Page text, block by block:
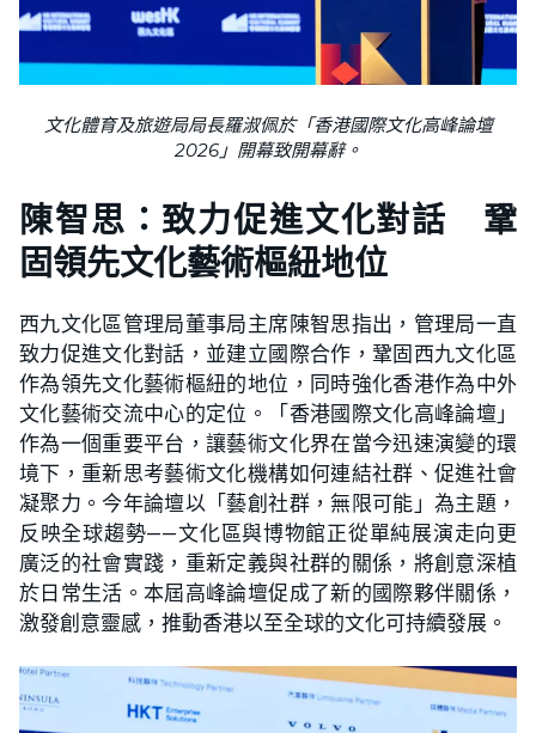
文化體育及旅遊局局長羅淑佩於「香港國際文化高峰論壇
2026」開幕致開幕辭。
陳智思：致力促進文化對話 鞏
固領先文化藝術樞紐地位
西九文化區管理局董事局主席陳智思指出，管理局一直
致力促進文化對話，並建立國際合作，鞏固西九文化區
作為領先文化藝術樞紐的地位，同時強化香港作為中外
文化藝術交流中心的定位。「香港國際文化高峰論壇」
作為一個重要平台，讓藝術文化界在當今迅速演變的環
境下，重新思考藝術文化機構如何連結社群、促進社會
凝聚力。今年論壇以「藝創社群，無限可能」為主題，
反映全球趨勢——文化區與博物館正從單純展演走向更
廣泛的社會實踐，重新定義與社群的關係，將創意深植
於日常生活。本屆高峰論壇促成了新的國際夥伴關係，
激發創意靈感，推動香港以至全球的文化可持續發展。